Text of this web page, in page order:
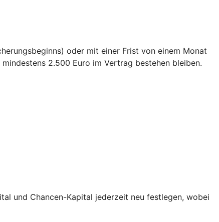
oder mit einer Frist von einem Monat
2.500 Euro im Vertrag bestehen bleiben.
und Chancen-Kapital jederzeit neu festlegen, wobei